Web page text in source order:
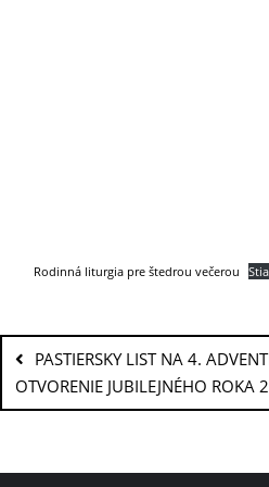
Rodinná liturgia pre štedrou večerou
PASTIERSKY LIST NA 4.
OTVORENIE JUBILEJNÉHO ROKA